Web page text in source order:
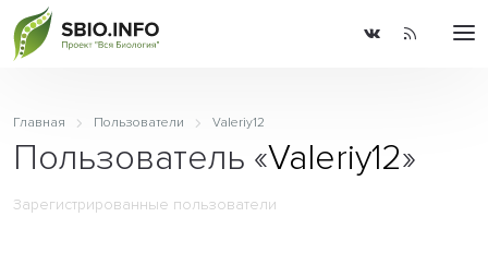
Главная Пользователи Valeriy12
Пользователь «Valeriy12»
Зарегистрированные пользователи